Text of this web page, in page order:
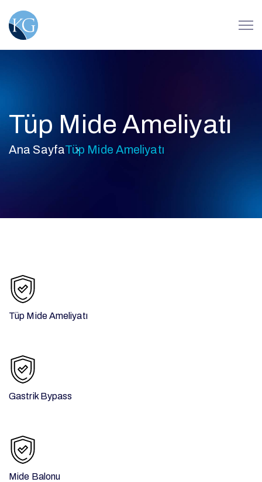
Tüp Mide Ameliyatı
Ana SayfaTüp Mide Ameliyatı
Tüp Mide Ameliyatı
Gastrik Bypass
Mide Balonu